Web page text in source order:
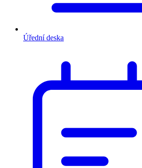
Úřední deska